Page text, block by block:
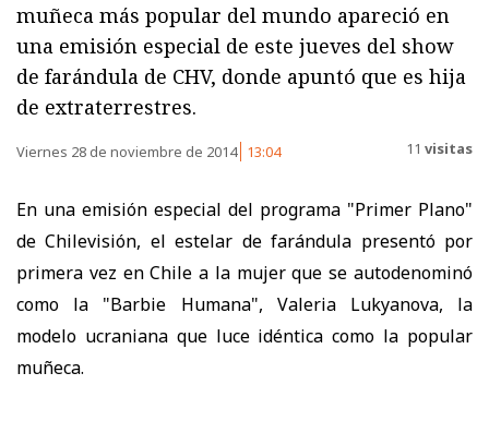
muñeca más popular del mundo apareció en
una emisión especial de este jueves del show
de farándula de CHV, donde apuntó que es hija
de extraterrestres.
Viernes 28 de noviembre de 2014 13:04 11 visitas
En una emisión especial del programa "Primer Plano"
de Chilevisión, el estelar de farándula presentó por
primera vez en Chile a la mujer que se autodenominó
como la "Barbie Humana", Valeria Lukyanova, la
modelo ucraniana que luce idéntica como la popular
muñeca.